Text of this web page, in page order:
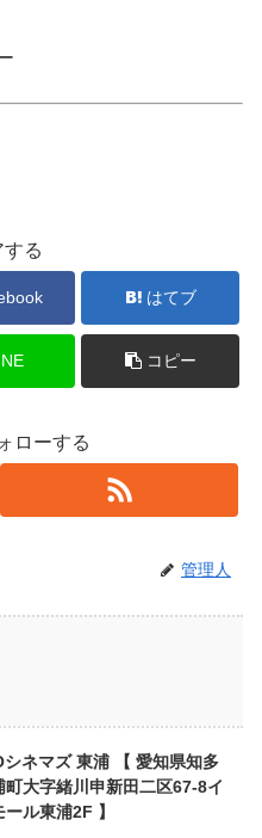
する
はてブ
コピー
ローする
管理人
シネマズ 東浦 【 愛知県知多
町大字緒川申新田二区67-8イ
ル東浦2F 】